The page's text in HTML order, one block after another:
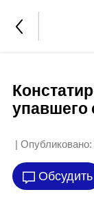
упавшего
| Опубликовано:
Обсудить